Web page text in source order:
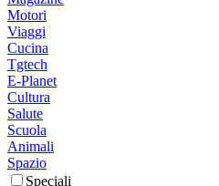
Motori
Viaggi
Cucina
Tgtech
E-Planet
Cultura
Salute
Scuola
Animali
Spazio
Speciali